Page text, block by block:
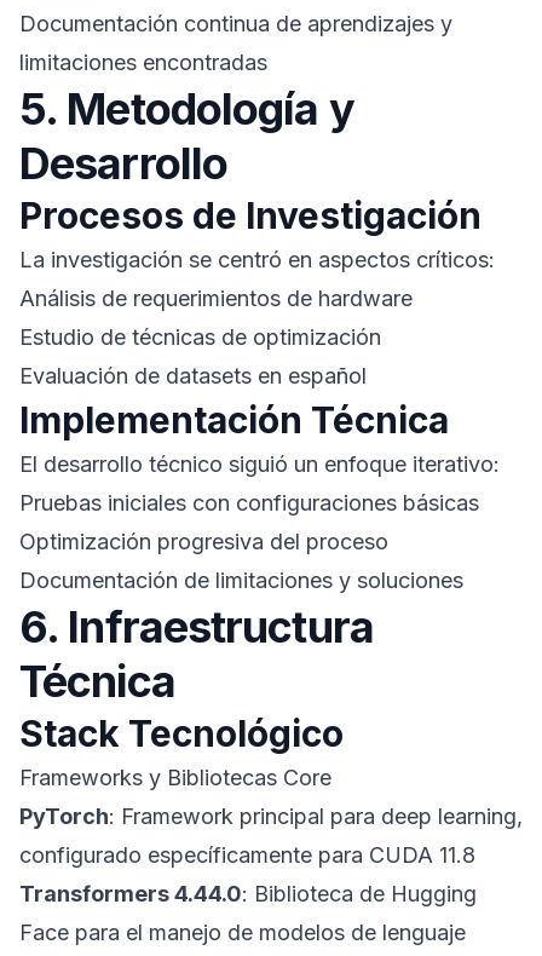
Documentación continua de aprendizajes y
limitaciones encontradas
5. Metodología y
Desarrollo
Procesos de Investigación
La investigación se centró en aspectos críticos:
Análisis de requerimientos de hardware
Estudio de técnicas de optimización
Evaluación de datasets en español
Implementación Técnica
El desarrollo técnico siguió un enfoque iterativo:
Pruebas iniciales con configuraciones básicas
Optimización progresiva del proceso
Documentación de limitaciones y soluciones
6. Infraestructura
Técnica
Stack Tecnológico
Frameworks y Bibliotecas Core
PyTorch: Framework principal para deep learning,
configurado específicamente para CUDA 11.8
Transformers 4.44.0: Biblioteca de Hugging
Face para el manejo de modelos de lenguaje